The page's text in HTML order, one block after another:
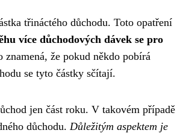
třináctého důchodu. Toto opatření
více důchodových dávek se pro
znamená, že pokud někdo pobírá
se tyto částky sčítají.
jen část roku. V takovém případě
důchodu. Důležitým aspektem je